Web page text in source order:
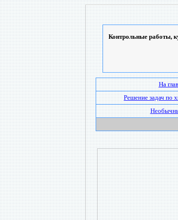
Контрольные работы,
На
Решение задач по